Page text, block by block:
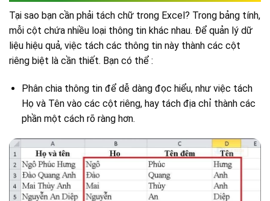
Tại sao bạn cần phải tách chữ trong Excel? Trong bảng tính,
mỗi cột chứa nhiều loại thông tin khác nhau. Để quản lý dữ
liệu hiệu quả, việc tách các thông tin này thành các cột
riêng biệt là cần thiết. Bạn có thể :
Phân chia thông tin để dễ dàng đọc hiểu, như việc tách
Họ và Tên vào các cột riêng, hay tách địa chỉ thành các
phần một cách rõ ràng hơn.